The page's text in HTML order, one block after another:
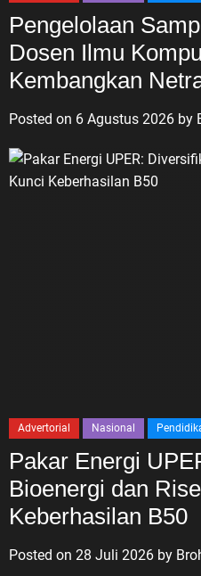
Pengelolaan
Dosen Ilmu
Kembangkan
Posted on 6 Agustus 2026 by
Advertorial Nasional
Pakar Energi
Bioenergi dan
Keberhasilan B50
Posted on 28 Juli 2026 by